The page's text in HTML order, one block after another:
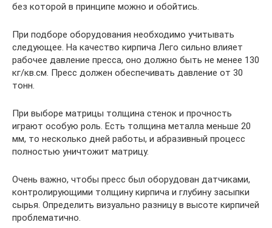
без которой в принципе можно и обойтись.
При подборе оборудования необходимо учитывать
следующее. На качество кирпича Лего сильно влияет
рабочее давление пресса, оно должно быть не менее 130
кг/кв.см. Пресс должен обеспечивать давление от 30
тонн.
При выборе матрицы толщина стенок и прочность
играют особую роль. Есть толщина металла меньше 20
мм, то несколько дней работы, и абразивный процесс
полностью уничтожит матрицу.
Очень важно, чтобы пресс был оборудован датчиками,
контролирующими толщину кирпича и глубину засыпки
сырья. Определить визуально разницу в высоте кирпичей
проблематично.